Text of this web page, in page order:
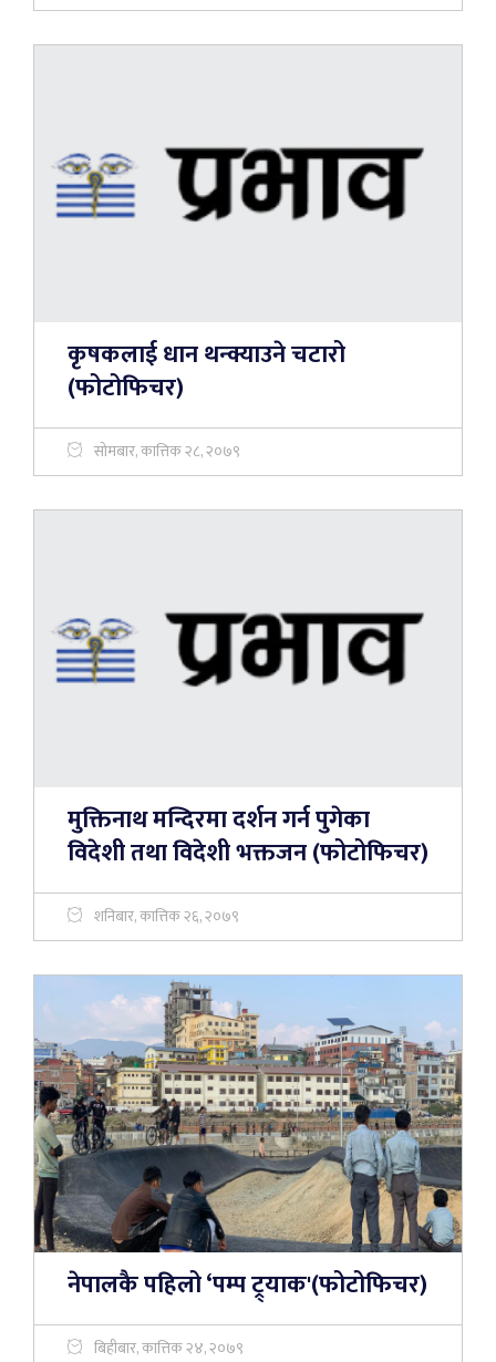
कृषकलाई धान थन्क्याउने चटारो
(फोटोफिचर)
सोमबार, कात्तिक २८, २०७९
मुक्तिनाथ मन्दिरमा दर्शन गर्न पुगेका
विदेशी तथा विदेशी भक्तजन (फोटोफिचर)
शनिबार, कात्तिक २६, २०७९
नेपालकै पहिलो ‘पम्प ट्र्याक'(फोटोफिचर)
बिहीबार, कात्तिक २४, २०७९